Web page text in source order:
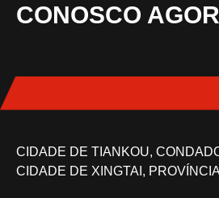
CONOSCO
CIDADE DE TIANKOU,
CIDADE DE XINGTAI,